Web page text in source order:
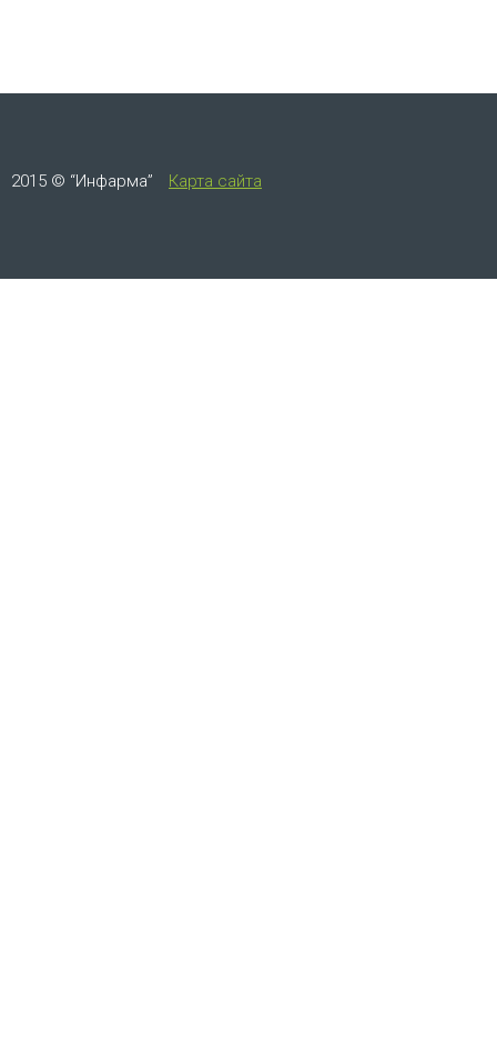
2015 © “Инфарма” Карта сайта